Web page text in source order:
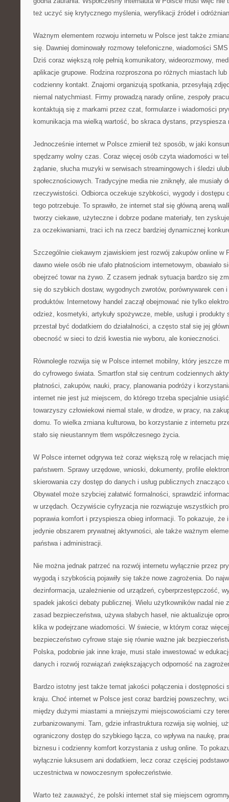
też uczyć się krytycznego myślenia, weryfikacji źródeł i
Ważnym elementem rozwoju internetu w Polsce jest także
się. Dawniej dominowały rozmowy telefoniczne, wiadomości
Dziś coraz większą rolę pełnią komunikatory, wideorozmowy,
aplikacje grupowe. Rodzina rozproszona po różnych miastach
codzienny kontakt. Znajomi organizują spotkania, przesyłają
niemal natychmiast. Firmy prowadzą narady online, zespoły
kontaktują się z markami przez czat, formularze i wiadomości
komunikacja ma wielką wartość, bo skraca dystans, przyspiesza
Jednocześnie internet w Polsce zmienił też sposób, w jaki
spędzamy wolny czas. Coraz więcej osób czyta wiadomości w
żądanie, słucha muzyki w serwisach streamingowych i śledzi
społecznościowych. Tradycyjne media nie zniknęły, ale musiały
rzeczywistości. Odbiorca oczekuje szybkości, wygody i dostępu
tego potrzebuje. To sprawiło, że internet stał się główną areną
tworzy ciekawe, użyteczne i dobrze podane materiały, ten
za oczekiwaniami, traci ich na rzecz bardziej dynamicznej
Szczególnie ciekawym zjawiskiem jest rozwój zakupów online w
dawno wiele osób nie ufało płatnościom internetowym, obawiało
obejrzeć towar na żywo. Z czasem jednak sytuacja bardzo się
się do szybkich dostaw, wygodnych zwrotów, porównywarek cen
produktów. Internetowy handel zaczął obejmować nie tylko
odzież, kosmetyki, artykuły spożywcze, meble, usługi i
przestał być dodatkiem do działalności, a często stał się jej
obecność w sieci to dziś kwestia nie wyboru, ale konieczności.
Równolegle rozwija się w Polsce internet mobilny, który jeszcze
do cyfrowego świata. Smartfon stał się centrum codziennych
płatności, zakupów, nauki, pracy, planowania podróży i
internet nie jest już miejscem, do którego trzeba specjalnie
towarzyszy człowiekowi niemal stale, w drodze, w pracy, na
domu. To wielka zmiana kulturowa, bo korzystanie z internetu
stało się nieustannym tłem współczesnego życia.
W Polsce internet odgrywa też coraz większą rolę w relacjach
państwem. Sprawy urzędowe, wnioski, dokumenty, profile
skierowania czy dostęp do danych i usług publicznych znacząco
Obywatel może szybciej załatwić formalności, sprawdzić
w urzędach. Oczywiście cyfryzacja nie rozwiązuje wszystkich
poprawia komfort i przyspiesza obieg informacji. To pokazuje, że
jedynie obszarem prywatnej aktywności, ale także ważnym
państwa i administracji.
Nie można jednak patrzeć na rozwój internetu wyłącznie przez
wygodą i szybkością pojawiły się także nowe zagrożenia. Do
dezinformacja, uzależnienie od urządzeń, cyberprzestępczość,
spadek jakości debaty publicznej. Wielu użytkowników nadal nie
zasad bezpieczeństwa, używa słabych haseł, nie aktualizuje
klika w podejrzane wiadomości. W świecie, w którym coraz
bezpieczeństwo cyfrowe staje się równie ważne jak
Polska, podobnie jak inne kraje, musi stale inwestować w
danych i rozwój rozwiązań zwiększających odporność na
Bardzo istotny jest także temat jakości połączenia i dostępności
kraju. Choć internet w Polsce jest coraz bardziej powszechny,
między dużymi miastami a mniejszymi miejscowościami czy
zurbanizowanymi. Tam, gdzie infrastruktura rozwija się wolniej,
ograniczony dostęp do szybkiego łącza, co wpływa na naukę,
biznesu i codzienny komfort korzystania z usług online. To
wyłącznie luksusem ani dodatkiem, lecz coraz częściej
uczestnictwa w nowoczesnym społeczeństwie.
Warto też zauważyć, że polski internet stał się miejscem